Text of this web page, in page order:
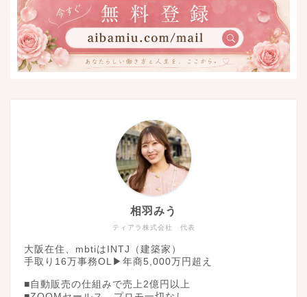
ティアラ株式会社 代表
相羽みう
大阪在住、mbtiはINTJ（建築家）
手取り16万事務OL▶︎年商5,000万円超え
■自動販売の仕組みで売上2億円以上